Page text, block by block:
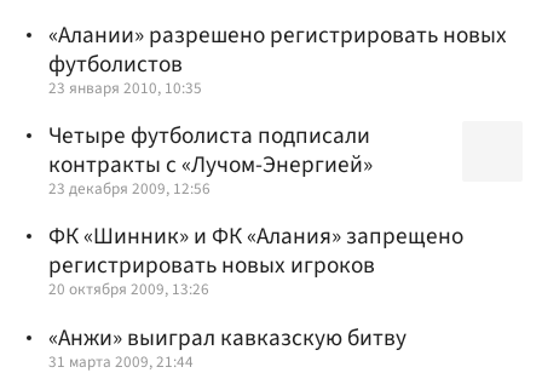
«Алании» разрешено регистрировать новых
футболистов
23 января 2010, 10:35
Четыре футболиста подписали
контракты с «Лучом-Энергией»
23 декабря 2009, 12:56
ФК «Шинник» и ФК «Алания» запрещено
регистрировать новых игроков
20 октября 2009, 13:26
«Анжи» выиграл кавказскую битву
31 марта 2009, 21:44